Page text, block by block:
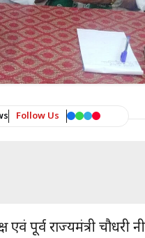
Follow Us
एवं पूर्व राज्यमंत्री